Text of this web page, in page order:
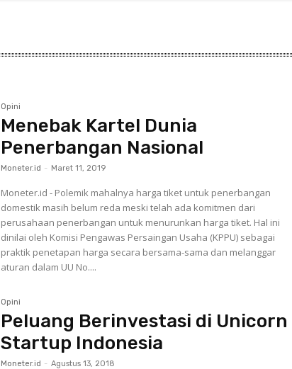
Opini
Menebak Kartel Dunia
Penerbangan Nasional
Moneter.id - Maret 11, 2019
Moneter.id - Polemik mahalnya harga tiket untuk penerbangan
domestik masih belum reda meski telah ada komitmen dari
perusahaan penerbangan untuk menurunkan harga tiket. Hal ini
dinilai oleh Komisi Pengawas Persaingan Usaha (KPPU) sebagai
praktik penetapan harga secara bersama-sama dan melanggar
aturan dalam UU No....
Opini
Peluang Berinvestasi di Unicorn
Startup Indonesia
Moneter.id - Agustus 13, 2018